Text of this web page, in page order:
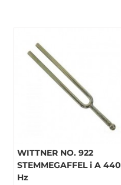
Diverse tilbehør
WITTNER NO. 922
STEMMEGAFFEL i A 440
Hz